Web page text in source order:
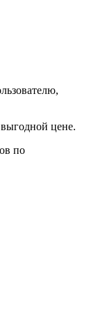
цене.
по